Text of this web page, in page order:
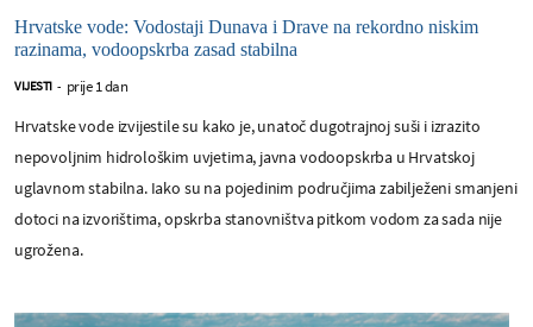
Hrvatske vode: Vodostaji Dunava i Drave na rekordno niskim
razinama, vodoopskrba zasad stabilna
VIJESTI - prije 1 dan
Hrvatske vode izvijestile su kako je, unatoč dugotrajnoj suši i izrazito
nepovoljnim hidrološkim uvjetima, javna vodoopskrba u Hrvatskoj
uglavnom stabilna. Iako su na pojedinim područjima zabilježeni smanjeni
dotoci na izvorištima, opskrba stanovništva pitkom vodom za sada nije
ugrožena.